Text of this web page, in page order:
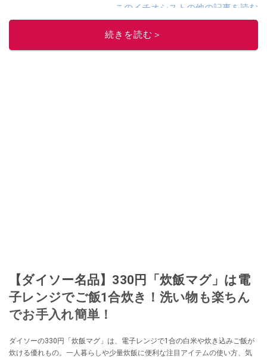
このイチオシストの他の記事を読む
続きを読む＞
【ダイソー名品】330円「炊飯マグ」は電
子レンジでご飯1合炊き！洗い物も楽ちん
でお手入れ簡単！
ダイソーの330円「炊飯マグ」は、電子レンジで1合の白米や炊き込みご飯が
炊ける優れもの。一人暮らしや少量炊飯に便利な注目アイテムの使い方、気